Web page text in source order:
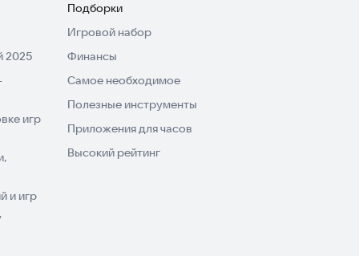
2025
игр
и игр
Подборки
Игровой набор
Финансы
Самое необходимое
Полезные инструменты
Приложения для часов
Высокий рейтинг